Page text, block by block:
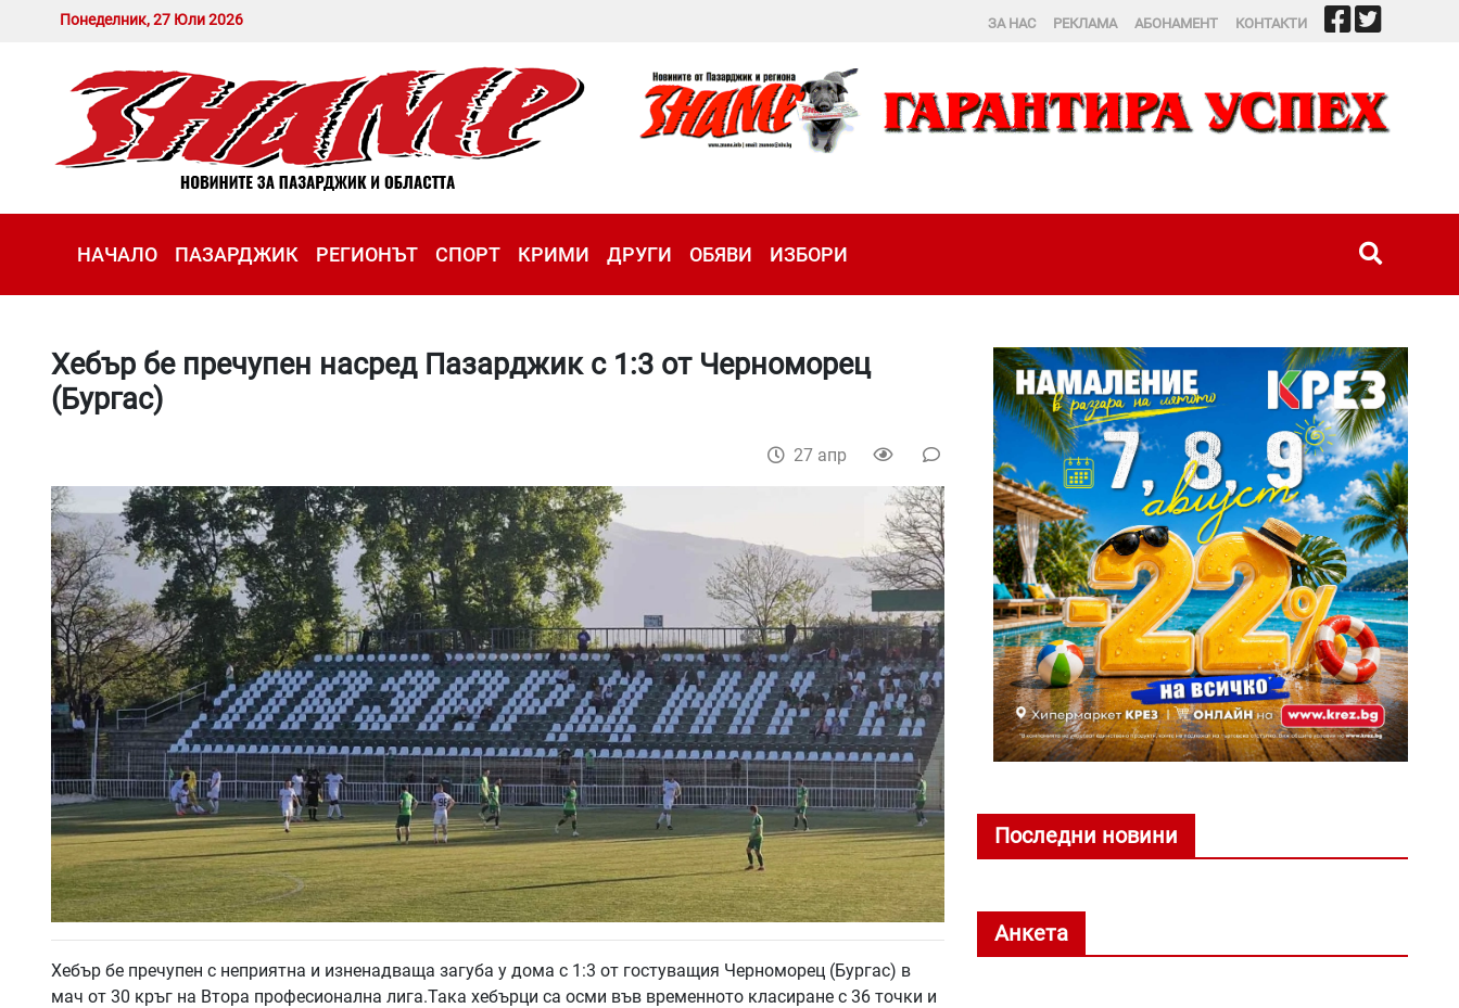
Понеделник, 27 Юли 2026 ЗА НАС РЕКЛАМА АБОНАМЕНТ КОНТАКТИ
НАЧАЛО ПАЗАРДЖИК РЕГИОНЪТ СПОРТ КРИМИ ДРУГИ ОБЯВИ ИЗБОРИ
Хебър бе пречупен насред Пазарджик с 1:3 от Черноморец
(Бургас)
27 апр
Хебър бе пречупен с неприятна и изненадваща загуба у дома с 1:3 от гостуващия Черноморец (Бургас) в
мач от 30 кръг на Втора професионална лига.Така хебърци са осми във временното класиране с 36 точки и
Последни новини
Анкета